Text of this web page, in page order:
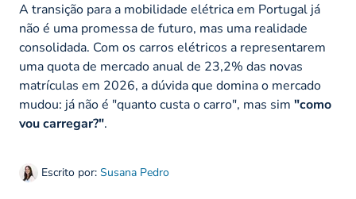
Escrito por: Susana Pedro
A transição para a mobilidade elétrica em Portugal já
não é uma promessa de futuro, mas uma realidade
consolidada. Com os carros elétricos a representarem
uma quota de mercado anual de 23,2% das novas
matrículas em 2026, a dúvida que domina o mercado
mudou: já não é "quanto custa o carro", mas sim "como
vou carregar?".